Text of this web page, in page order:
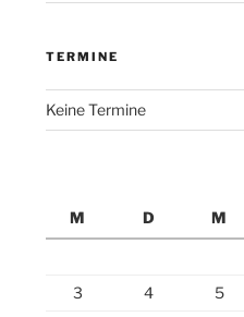
TERMINE
Keine Termine
M
D M
3
4 5